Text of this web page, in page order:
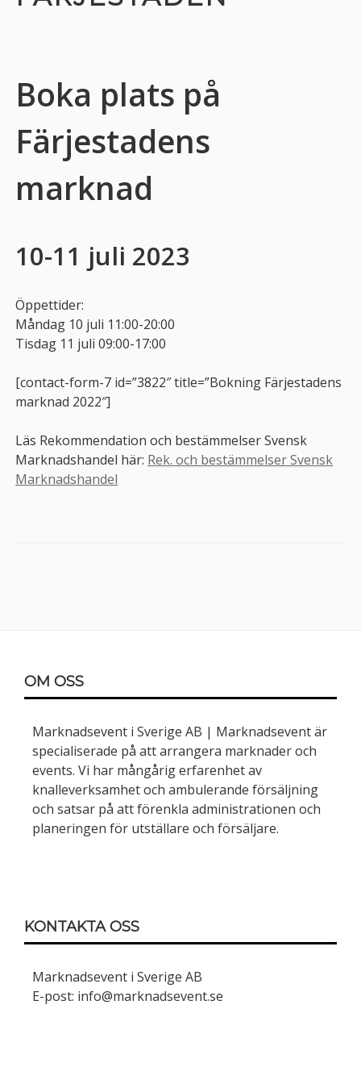
Boka plats på
Färjestadens
marknad
10-11 juli 2023
Öppettider:
Måndag 10 juli 11:00-20:00
Tisdag 11 juli 09:00-17:00
[contact-form-7 id=”3822″ title=”Bokning Färjestadens
marknad 2022″]
Läs Rekommendation och bestämmelser Svensk
Marknadshandel här: Rek. och bestämmelser Svensk
Marknadshandel
OM OSS
Marknadsevent i Sverige AB | Marknadsevent är
specialiserade på att arrangera marknader och
events. Vi har mångårig erfarenhet av
knalleverksamhet och ambulerande försäljning
och satsar på att förenkla administrationen och
planeringen för utställare och försäljare.
KONTAKTA OSS
Marknadsevent i Sverige AB
E-post: info@marknadsevent.se